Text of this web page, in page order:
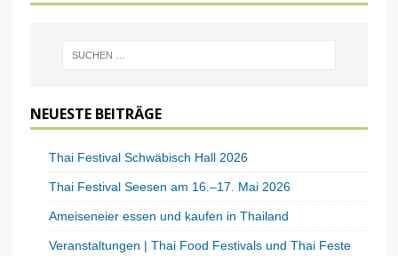
NEUESTE BEITRÄGE
Thai Festival Schwäbisch Hall 2026
Thai Festival Seesen am 16.–17. Mai 2026
Ameiseneier essen und kaufen in Thailand
Veranstaltungen | Thai Food Festivals und Thai Feste